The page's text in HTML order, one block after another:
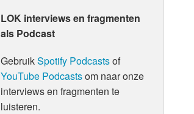
LOK interviews en fragmenten
als Podcast
GebruikSpotify Podcastsof
YouTube Podcastsom naar onze
interviews en fragmenten te
luisteren.